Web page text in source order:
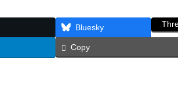
Bluesky
Copy